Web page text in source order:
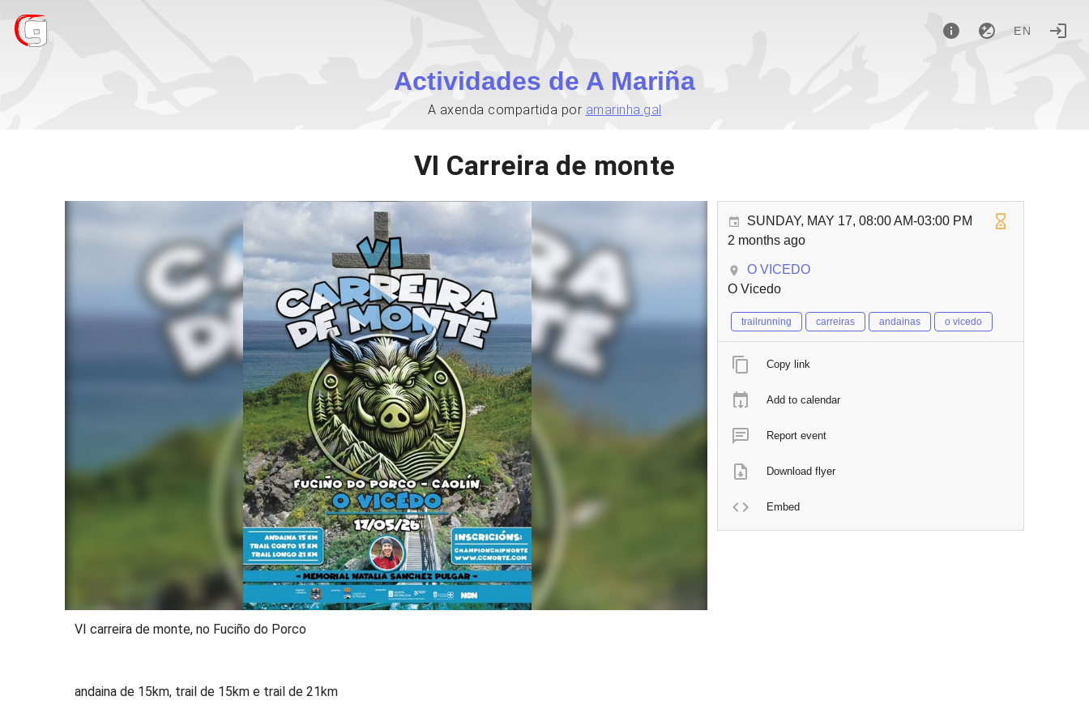
EN
Actividades de A Mariña
A axenda compartida por amarinha.gal
VI Carreira de monte
VI carreira de monte, no Fuciño do Porco
andaina de 15km, trail de 15km e trail de 21km
SUNDAY, MAY 17, 08:00 AM-03:00 PM
2 months ago
O VICEDO
O Vicedo
trailrunning carreiras andainas o vicedo
Copy link
Add to calendar
Report event
Download flyer
Embed